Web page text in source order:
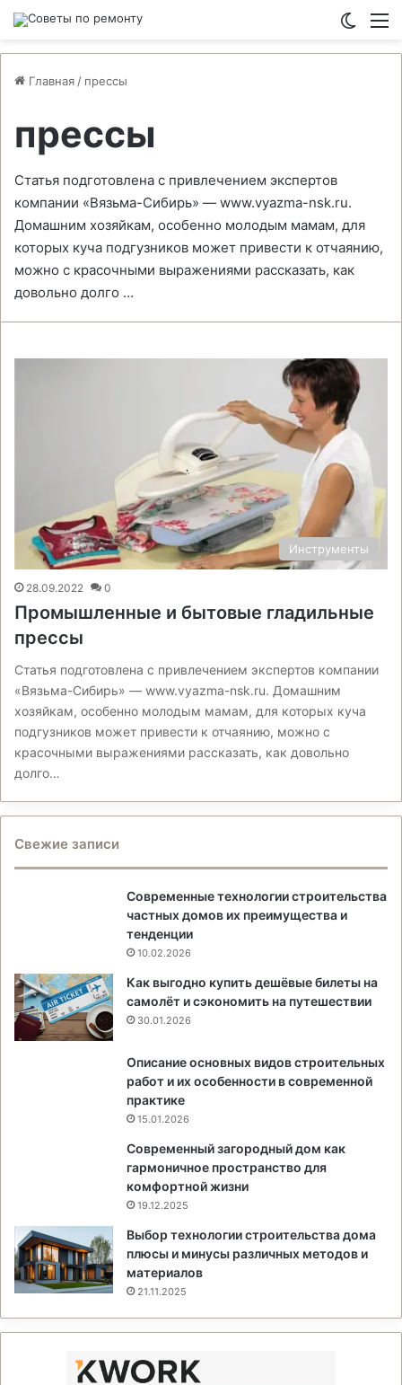
Главная / прессы
прессы
Статья подготовлена с привлечением экспертов
компании «Вязьма-Сибирь» — www.vyazma-nsk.ru.
Домашним хозяйкам, особенно молодым мамам, для
которых куча подгузников может привести к отчаянию,
можно с красочными выражениями рассказать, как
довольно долго …
Инструменты
28.09.2022 0
Промышленные и бытовые гладильные
прессы
Статья подготовлена с привлечением экспертов компании
«Вязьма-Сибирь» — www.vyazma-nsk.ru. Домашним
хозяйкам, особенно молодым мамам, для которых куча
подгузников может привести к отчаянию, можно с
красочными выражениями рассказать, как довольно
долго…
Свежие записи
Современные технологии строительства
частных домов их преимущества и
тенденции
10.02.2026
Как выгодно купить дешёвые билеты на
самолёт и сэкономить на путешествии
30.01.2026
Описание основных видов строительных
работ и их особенности в современной
практике
15.01.2026
Современный загородный дом как
гармоничное пространство для
комфортной жизни
19.12.2025
Выбор технологии строительства дома
плюсы и минусы различных методов и
материалов
21.11.2025